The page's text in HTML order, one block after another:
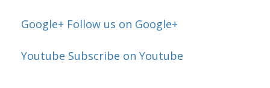
Google+ Follow us on Google+
Youtube Subscribe on Youtube